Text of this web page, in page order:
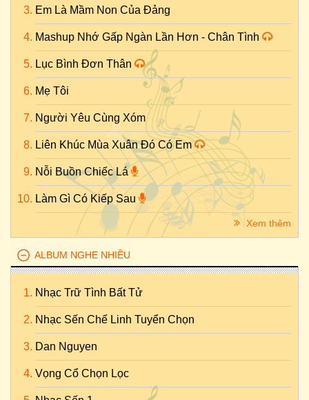
Em Là Mầm Non Của Đảng
Mashup Nhớ Gấp Ngàn Lần Hơn - Chân Tình
Lục Bình Đơn Thân
Mẹ Tôi
Người Yêu Cùng Xóm
Liên Khúc Mùa Xuân Đó Có Em
Nỗi Buồn Chiếc Lá
Làm Gì Có Kiếp Sau
Xem thêm
ALBUM NGHE NHIỀU
Nhạc Trữ Tình Bất Tử
Nhạc Sến Chế Linh Tuyển Chọn
Dan Nguyen
Vọng Cổ Chọn Lọc